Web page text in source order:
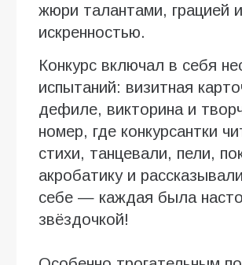
жюри талантами, грацией и
искренностью.
Конкурс включал в себя
испытаний: визитная
дефиле, викторина и
номер, где конкурсантки
стихи, танцевали, пели,
акробатику и
себе — каждая была
звёздочкой!